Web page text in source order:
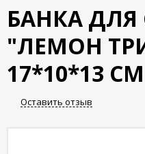
возврат
Новости
статьи
БАНКА
"ЛЕМОН
17*10*13 СМ
Оставить отзыв